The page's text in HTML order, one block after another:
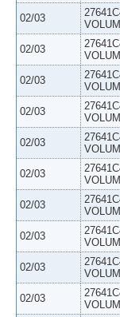
02/03
02/03
02/03
02/03
02/03
02/03
02/03
02/03
02/03
02/03